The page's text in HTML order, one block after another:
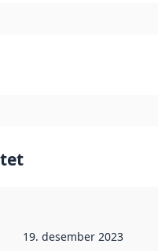
19. desember 2023